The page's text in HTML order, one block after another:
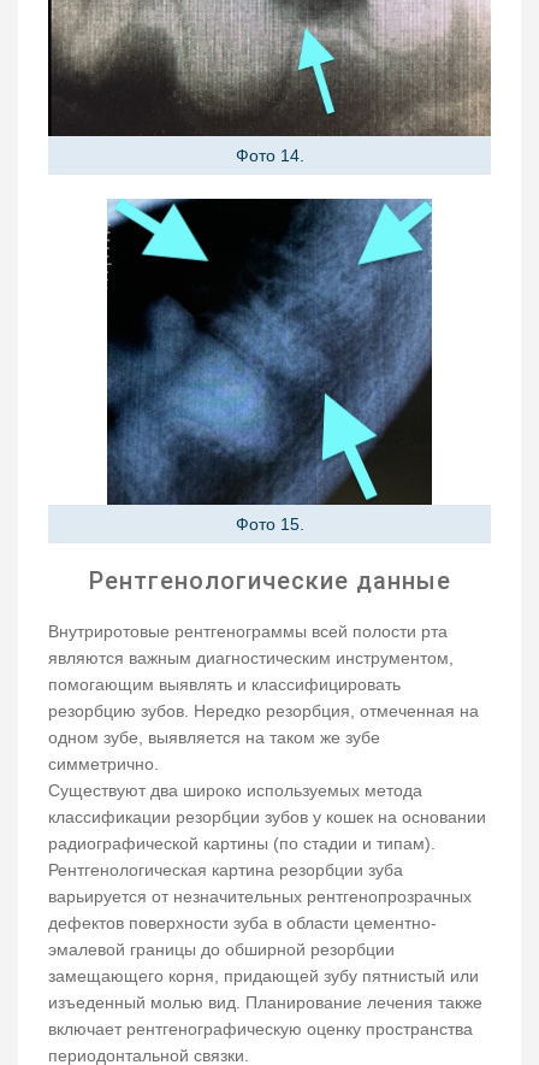
Фото 14.
Фото 15.
Рентгенологические данные
Внутриротовые рентгенограммы всей полости рта
являются важным диагностическим инструментом,
помогающим выявлять и классифицировать
резорбцию зубов. Нередко резорбция, отмеченная на
одном зубе, выявляется на таком же зубе
симметрично.
Существуют два широко используемых метода
классификации резорбции зубов у кошек на основании
радиографической картины (по стадии и типам).
Рентгенологическая картина резорбции зуба
варьируется от незначительных рентгенопрозрачных
дефектов поверхности зуба в области цементно-
эмалевой границы до обширной резорбции
замещающего корня, придающей зубу пятнистый или
изъеденный молью вид. Планирование лечения также
включает рентгенографическую оценку пространства
периодонтальной связки.